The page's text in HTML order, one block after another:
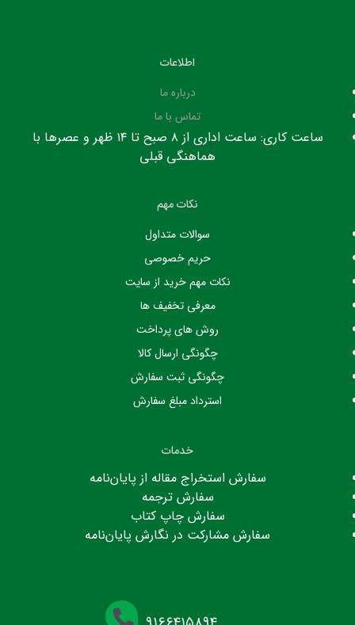
اطلاعات
درباره ما
تماس با ما
ساعت کاری: ساعت اداری از ۸ صبح تا ۱۴ ظهر و عصرها با
هماهنگی قبلی
نکات مهم
سوالات متداول
حریم خصوصی
نکات مهم خرید از سایت
معرفی تخفیف ها
روش های پرداخت
چگونگی ارسال کالا
چگونگی ثبت سفارش
استرداد مبلغ سفارش
خدمات
سفارش استخراج مقاله از پایان‌نامه
سفارش ترجمه
سفارش چاپ کتاب
سفارش مشارکت در نگارش پایان‌نامه